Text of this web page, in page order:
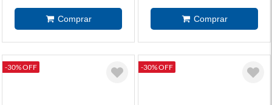
-30% OFF -30% OFF